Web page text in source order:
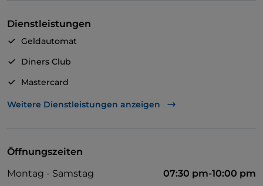
Dienstleistungen
Geldautomat
Diners Club
Mastercard
Visa
Weitere Dienstleistungen anzeigen
Öffnungszeiten
Montag - Samstag
07:30 pm-10:00 pm